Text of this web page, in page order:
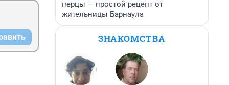
перцы — простой рецепт от
жительницы Барнаула
ЗНАКОМСТВА